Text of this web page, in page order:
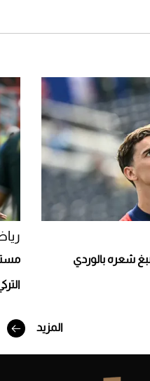
شعره بالوردي
المزيد